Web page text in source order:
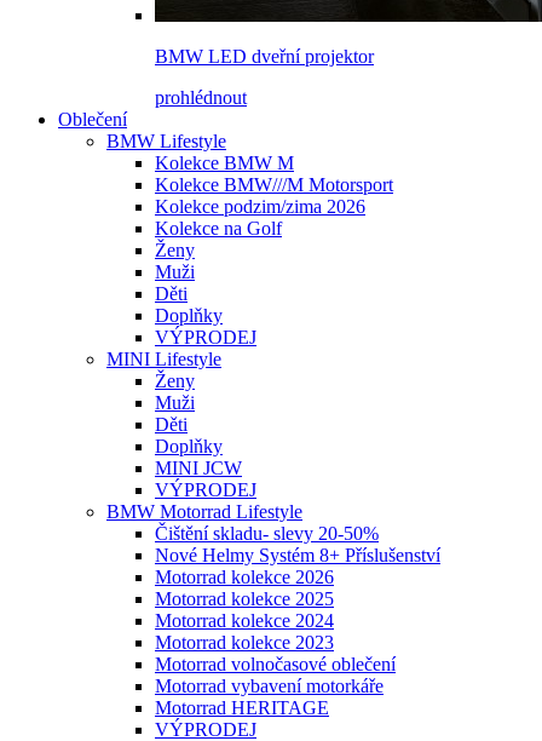
BMW LED dveřní projektor
prohlédnout
Oblečení
BMW Lifestyle
Kolekce BMW M
Kolekce BMW///M Motorsport
Kolekce podzim/zima 2026
Kolekce na Golf
Ženy
Muži
Děti
Doplňky
VÝPRODEJ
MINI Lifestyle
Ženy
Muži
Děti
Doplňky
MINI JCW
VÝPRODEJ
BMW Motorrad Lifestyle
Čištění skladu- slevy 20-50%
Nové Helmy Systém 8+ Příslušenství
Motorrad kolekce 2026
Motorrad kolekce 2025
Motorrad kolekce 2024
Motorrad kolekce 2023
Motorrad volnočasové oblečení
Motorrad vybavení motorkáře
Motorrad HERITAGE
VÝPRODEJ